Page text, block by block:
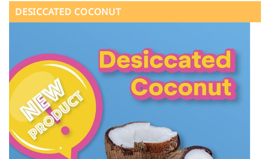
DESICCATED COCONUT